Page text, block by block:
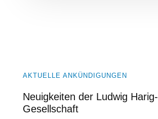
AKTUELLE ANKÜNDIGUNGEN
Neuigkeiten der Ludwig Harig-
Gesellschaft